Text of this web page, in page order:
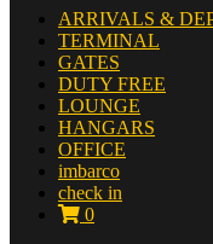
ARRIVALS &
TERMINAL
GATES
DUTY FREE
LOUNGE
HANGARS
OFFICE
imbarco
check in
0